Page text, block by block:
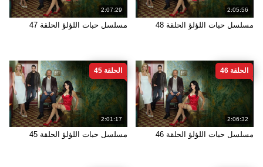
2:05:56
مسلسل حبات اللؤلؤ الحلقة 48
2:07:29
مسلسل حبات اللؤلؤ الحلقة 47
2:06:32
الحلقة 46
مسلسل حبات اللؤلؤ الحلقة 46
2:01:17
الحلقة 45
مسلسل حبات اللؤلؤ الحلقة 45